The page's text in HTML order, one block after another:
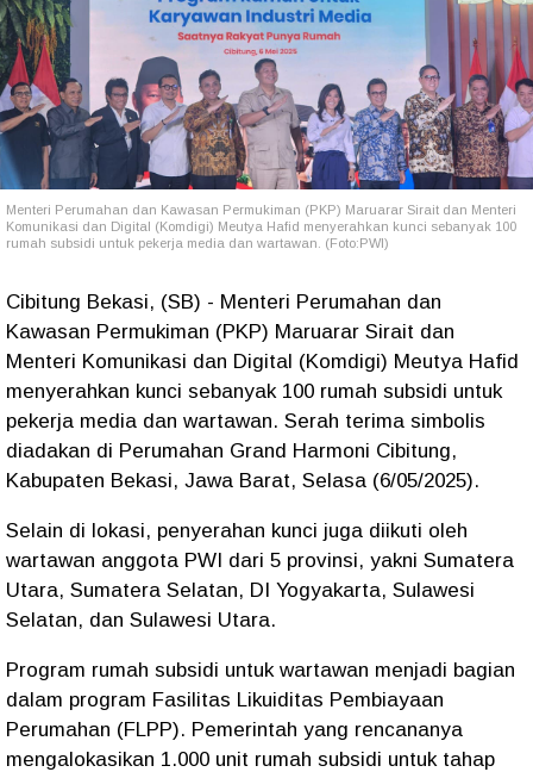
Menteri Perumahan dan Kawasan Permukiman (PKP) Maruarar Sirait dan Menteri
Komunikasi dan Digital (Komdigi) Meutya Hafid menyerahkan kunci sebanyak 100
rumah subsidi untuk pekerja media dan wartawan. (Foto:PWI)
Cibitung Bekasi, (SB) - Menteri Perumahan dan
Kawasan Permukiman (PKP) Maruarar Sirait dan
Menteri Komunikasi dan Digital (Komdigi) Meutya Hafid
menyerahkan kunci sebanyak 100 rumah subsidi untuk
pekerja media dan wartawan. Serah terima simbolis
diadakan di Perumahan Grand Harmoni Cibitung,
Kabupaten Bekasi, Jawa Barat, Selasa (6/05/2025).
Selain di lokasi, penyerahan kunci juga diikuti oleh
wartawan anggota PWI dari 5 provinsi, yakni Sumatera
Utara, Sumatera Selatan, DI Yogyakarta, Sulawesi
Selatan, dan Sulawesi Utara.
Program rumah subsidi untuk wartawan menjadi bagian
dalam program Fasilitas Likuiditas Pembiayaan
Perumahan (FLPP). Pemerintah yang rencananya
mengalokasikan 1.000 unit rumah subsidi untuk tahap